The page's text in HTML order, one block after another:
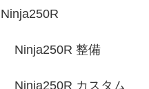
Ninja250R
Ninja250R 整備
Ninja250R カスタム